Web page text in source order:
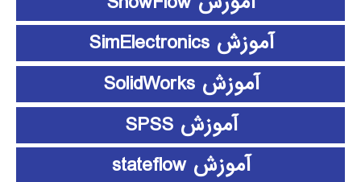
آموزش SimElectronics
آموزش SolidWorks
آموزش SPSS
آموزش stateflow